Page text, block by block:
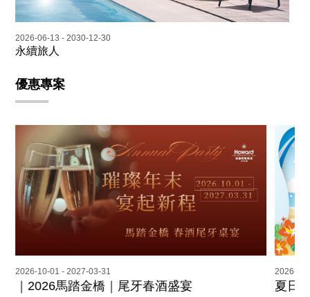
2026-06-13 - 2030-12-30
永續旅人
優惠專案
2026-10-01 - 2027-03-31
｜2026馬踏金橋｜尾牙春酒盛宴
2026-
夏日